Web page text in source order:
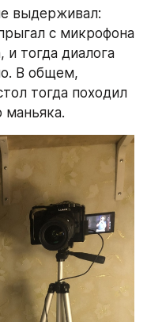
выдерживал:
с микрофона
тогда диалога
В общем,
тогда походил
маньяка.